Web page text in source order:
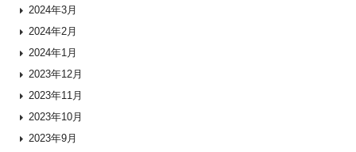
2024年3月
2024年2月
2024年1月
2023年12月
2023年11月
2023年10月
2023年9月